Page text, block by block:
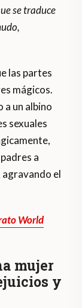
se traduce
las partes
mágicos.
a un albino
sexuales
a
agravando el
World
mujer
y